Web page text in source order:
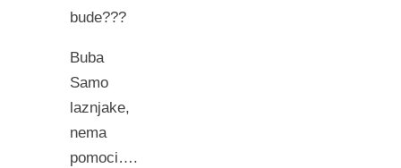
bude???
Buba
Samo
laznjake,
nema
pomoci….